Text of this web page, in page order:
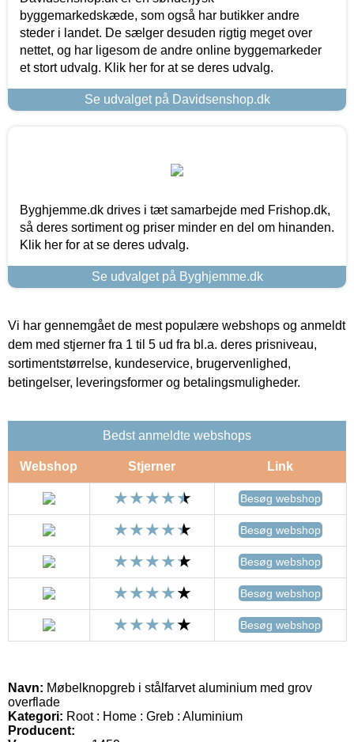
byggemarkedskæde, som også har butikker andre
steder i landet. De sælger desuden rigtig meget over
nettet, og har ligesom de andre online byggemarkeder
et stort udvalg. Klik her for at se deres udvalg.
Se udvalget på Davidsenshop.dk
Byghjemme.dk drives i tæt samarbejde med Frishop.dk,
så deres sortiment og priser minder en del om hinanden.
Klik her for at se deres udvalg.
Se udvalget på Byghjemme.dk
Vi har gennemgået de mest populære webshops og anmeldt
dem med stjerner fra 1 til 5 ud fra bl.a. deres prisniveau,
sortimentstørrelse, kundeservice, brugervenlighed,
betingelser, leveringsformer og betalingsmuligheder.
Bedst anmeldte webshops
Webshop Stjerner Link
Besøg webshop
Besøg webshop
Besøg webshop
Besøg webshop
Besøg webshop
Navn: Møbelknopgreb i stålfarvet aluminium med grov
overflade
Kategori: Root : Home : Greb : Aluminium
Producent: